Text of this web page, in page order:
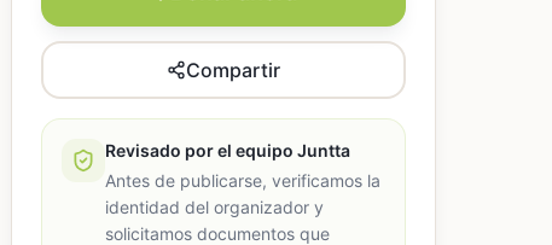
Compartir
Revisado por el equipo Juntta
Antes de publicarse, verificamos la
identidad del organizador y
solicitamos documentos que